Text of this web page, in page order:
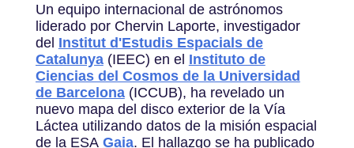
Un equipo internacional de astrónomos
liderado por Chervin Laporte, investigador
del Institut d'Estudis Espacials de
Catalunya(IEEC) en el Instituto de
Ciencias del Cosmos de la Universidad
de Barcelona(ICCUB), ha revelado un
nuevo mapa del disco exterior de la Vía
Láctea utilizando datos de la misión espacial
de la ESA Gaia. El hallazgo se ha publicado